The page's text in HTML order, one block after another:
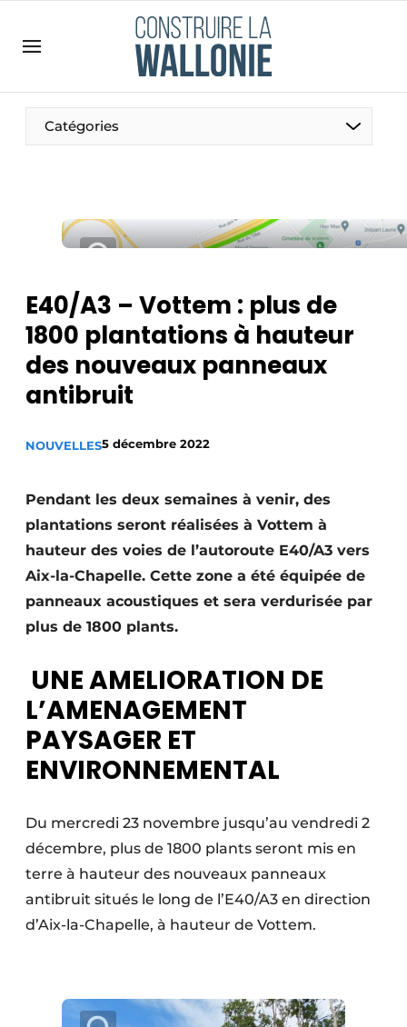
Emploi
Enregistrer une offre d’emploi
Meest gelezen
Podcasts
Privacy / Cookie statement
S’inscrire à l’événement
S’inscrire
Catégories
Construction bois
Contrôle d’accès
Éclairage
Fondations
Façades
Géotextiles
Protection solaire
Rénovation
Techniques ferroviaires
E40/A3 – Vottem : plus de
1800 plantations à hauteur
des nouveaux panneaux
antibruit
NOUVELLES5 décembre 2022
Pendant les deux semaines à venir, des
plantations seront réalisées à Vottem à
hauteur des voies de l’autoroute E40/A3 vers
Aix-la-Chapelle. Cette zone a été équipée de
panneaux acoustiques et sera verdurisée par
plus de 1800 plants.
UNE AMELIORATION DE
L’AMENAGEMENT
PAYSAGER ET
ENVIRONNEMENTAL
Du mercredi 23 novembre jusqu’au vendredi 2
décembre, plus de 1800 plants seront mis en
terre à hauteur des nouveaux panneaux
antibruit situés le long de l’E40/A3 en direction
d’Aix-la-Chapelle, à hauteur de Vottem.